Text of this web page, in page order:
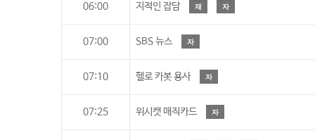
06:00 지적인 잡담 재 자
07:00 SBS 뉴스 자
07:10 헬로 카봇 용사 자
07:25 위시캣 매직카드 자